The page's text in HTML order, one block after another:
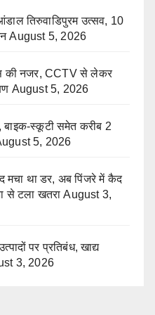
तिरुवाडिपुरम उत्सव, 10
August 5, 2026
की नजर, CCTV से लेकर
August 5, 2026
बाइक-स्कूटी समेत करीब 2
5, 2026
मचा था डर, अब पिंजरे में कैद
से टला खतरा August 3,
पर प्रतिबंध, खाद्य
3, 2026